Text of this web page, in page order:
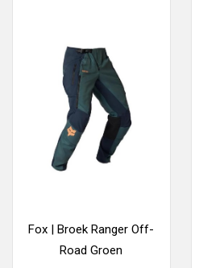
Fox | Broek Ranger Off-
Road Groen